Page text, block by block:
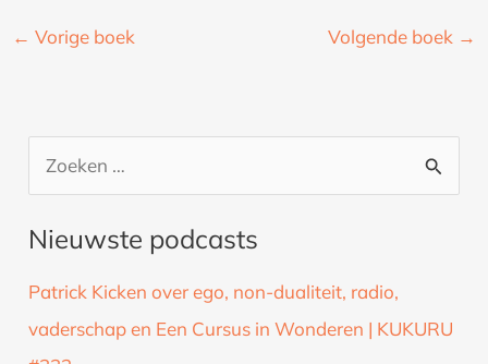
← Vorige boek Volgende boek →
e
k
a
Nieuwste podcasts
Patrick Kicken over ego, non-dualiteit, radio,
vaderschap en Een Cursus in Wonderen | KUKURU